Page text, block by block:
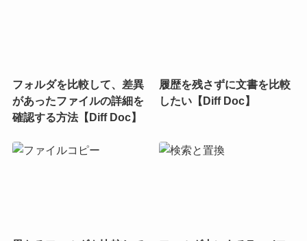
フォルダを比較して、差異
があったファイルの詳細を
確認する方法【Diff Doc】
履歴を残さずに文書を比較
したい【Diff Doc】